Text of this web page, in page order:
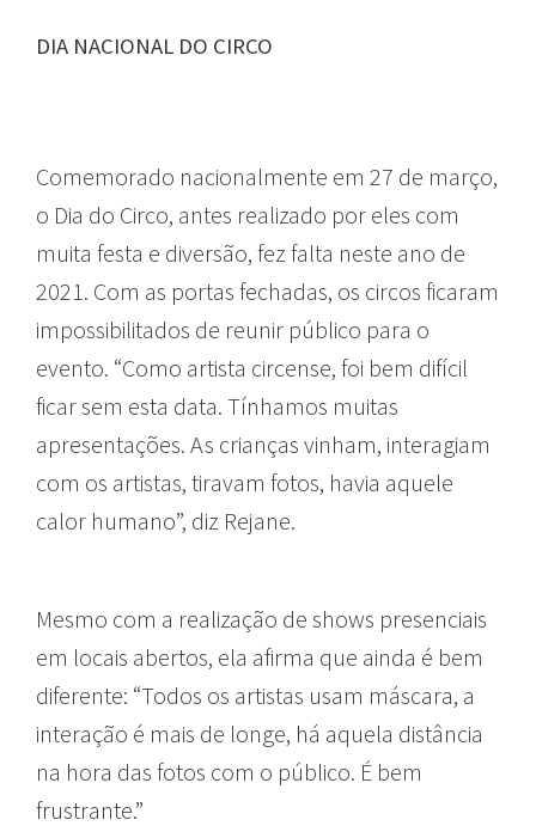
DIA NACIONAL DO CIRCO
Comemorado nacionalmente em 27 de março,
o Dia do Circo, antes realizado por eles com
muita festa e diversão, fez falta neste ano de
2021. Com as portas fechadas, os circos ficaram
impossibilitados de reunir público para o
evento. “Como artista circense, foi bem difícil
ficar sem esta data. Tínhamos muitas
apresentações. As crianças vinham, interagiam
com os artistas, tiravam fotos, havia aquele
calor humano”, diz Rejane.
Mesmo com a realização de shows presenciais
em locais abertos, ela afirma que ainda é bem
diferente: “Todos os artistas usam máscara, a
interação é mais de longe, há aquela distância
na hora das fotos com o público. É bem
frustrante.”